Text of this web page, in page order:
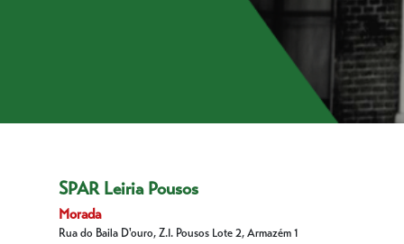
SPAR Leiria Pousos
Morada
Rua do Baila D'ouro, Z.I. Pousos Lote 2, Armazém 1